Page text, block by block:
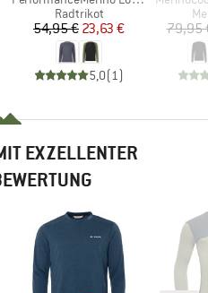
Produktgruppe
Radtrikot
Preis
54,95 €reduzierter Preis
23,63 €
5,0(1 )
79,95
EXZELLENTER